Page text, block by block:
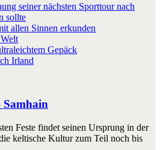
seiner nächsten Sporttour nach
sollte
allen Sinnen erkunden
Gepäck
Irland
Feste findet seinen Ursprung in der
keltische Kultur zum Teil noch bis